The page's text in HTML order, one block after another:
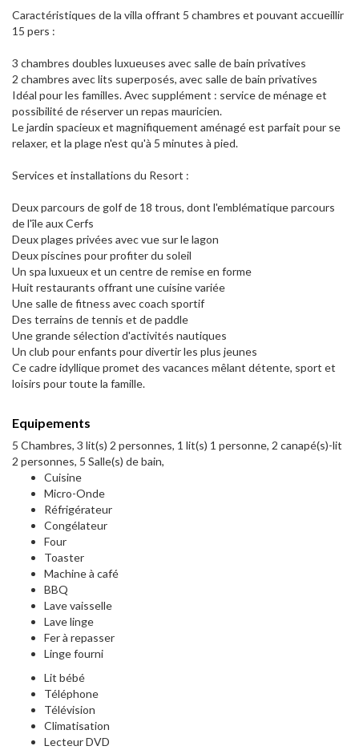
Caractéristiques de la villa offrant 5 chambres et pouvant accueillir
15 pers :
3 chambres doubles luxueuses avec salle de bain privatives
2 chambres avec lits superposés, avec salle de bain privatives
Idéal pour les familles. Avec supplément : service de ménage et
possibilité de réserver un repas mauricien.
Le jardin spacieux et magnifiquement aménagé est parfait pour se
relaxer, et la plage n'est qu'à 5 minutes à pied.
Services et installations du Resort :
Deux parcours de golf de 18 trous, dont l'emblématique parcours
de l'île aux Cerfs
Deux plages privées avec vue sur le lagon
Deux piscines pour profiter du soleil
Un spa luxueux et un centre de remise en forme
Huit restaurants offrant une cuisine variée
Une salle de fitness avec coach sportif
Des terrains de tennis et de paddle
Une grande sélection d'activités nautiques
Un club pour enfants pour divertir les plus jeunes
Ce cadre idyllique promet des vacances mêlant détente, sport et
loisirs pour toute la famille.
Equipements
5 Chambres, 3 lit(s) 2 personnes, 1 lit(s) 1 personne, 2 canapé(s)-lit
2 personnes, 5 Salle(s) de bain,
Cuisine
Micro-Onde
Réfrigérateur
Congélateur
Four
Toaster
Machine à café
BBQ
Lave vaisselle
Lave linge
Fer à repasser
Linge fourni
Lit bébé
Téléphone
Télévision
Climatisation
Lecteur DVD